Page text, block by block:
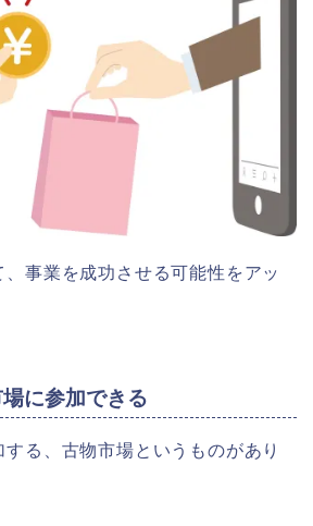
事業を成功させる可能性をアッ
に参加できる
る、古物市場というものがあり